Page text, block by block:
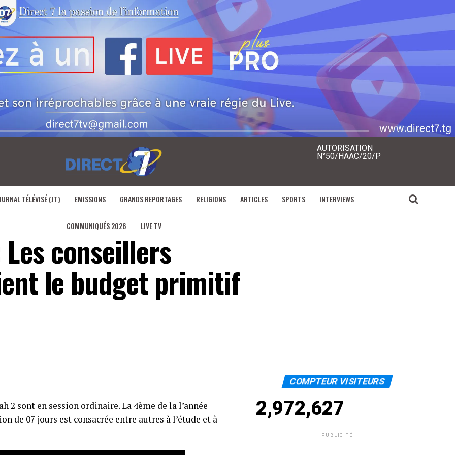
AUTORISATION
N°50/HAAC/20/P
TÉLÉVISÉ (JT) EMISSIONS GRANDS REPORTAGES RELIGIONS ARTICLES SPORTS INTERVIEWS
COMMUNIQUÉS 2026 LIVE TV
conseillers
le budget primitif
2 sont en session ordinaire. La 4ème de la l’année
de 07 jours est consacrée entre autres à l’étude et à
COMPTEUR VISITEURS
2,972,627
PUBLICITÉ